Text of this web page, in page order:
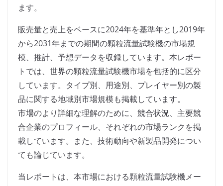
ます。
販売量と売上をベースに2024年を基準年とし2019年
から2031年までの期間の顆粒流量試験機の市場規
模、推計、予想データを収録しています。本レポー
トでは、世界の顆粒流量試験機市場を包括的に区分
しています。タイプ別、用途別、プレイヤー別の製
品に関する地域別市場規模も掲載しています。
市場のより詳細な理解のために、競合状況、主要競
合企業のプロフィール、それぞれの市場ランクを掲
載しています。また、技術動向や新製品開発につい
ても論じています。
当レポートは、本市場における顆粒流量試験機メー